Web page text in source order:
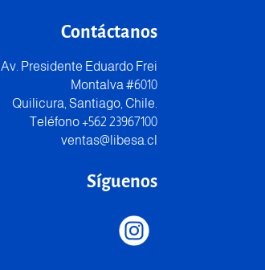
Contáctanos
Av. Presidente Eduardo Frei
Montalva #6010
Quilicura, Santiago, Chile.
Teléfono +562 23967100
ventas@libesa.cl
Síguenos